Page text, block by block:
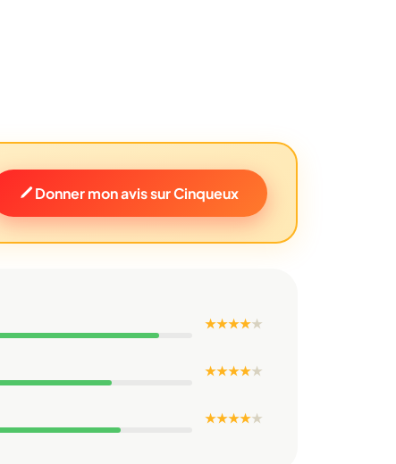
Donner mon avis sur Cinqueux
★ ★ ★ ★★
★ ★ ★ ★★
★ ★ ★ ★★